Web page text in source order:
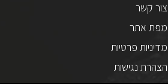
צור קשר
מפת אתר
מדיניות פרטיות
הצהרת נגישות